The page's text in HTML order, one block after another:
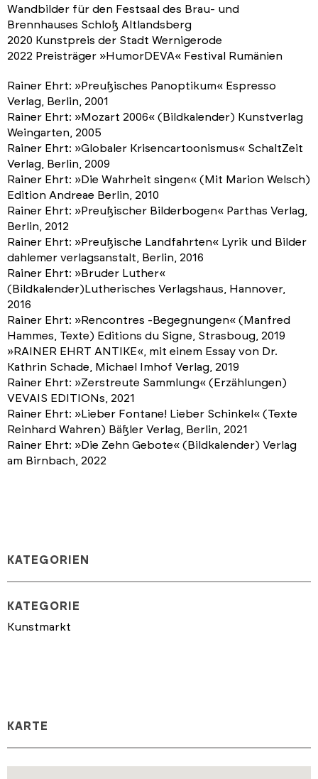
Wandbilder für den Festsaal des Brau- und
Brennhauses Schloß Altlandsberg
2020 Kunstpreis der Stadt Wernigerode
2022 Preisträger »HumorDEVA« Festival Rumänien
Rainer Ehrt: »Preußisches Panoptikum« Espresso
Verlag, Berlin, 2001
Rainer Ehrt: »Mozart 2006« (Bildkalender) Kunstverlag
Weingarten, 2005
Rainer Ehrt: »Globaler Krisencartoonismus« SchaltZeit
Verlag, Berlin, 2009
Rainer Ehrt: »Die Wahrheit singen« (Mit Marion Welsch)
Edition Andreae Berlin, 2010
Rainer Ehrt: »Preußischer Bilderbogen« Parthas Verlag,
Berlin, 2012
Rainer Ehrt: »Preußische Landfahrten« Lyrik und Bilder
dahlemer verlagsanstalt, Berlin, 2016
Rainer Ehrt: »Bruder Luther«
(Bildkalender)Lutherisches Verlagshaus, Hannover,
2016
Rainer Ehrt: »Rencontres -Begegnungen« (Manfred
Hammes, Texte) Editions du Signe, Strasboug, 2019
»RAINER EHRT ANTIKE«, mit einem Essay von Dr.
Kathrin Schade, Michael Imhof Verlag, 2019
Rainer Ehrt: »Zerstreute Sammlung« (Erzählungen)
VEVAIS EDITIONs, 2021
Rainer Ehrt: »Lieber Fontane! Lieber Schinkel« (Texte
Reinhard Wahren) Bäßler Verlag, Berlin, 2021
Rainer Ehrt: »Die Zehn Gebote« (Bildkalender) Verlag
am Birnbach, 2022
KATEGORIEN
KATEGORIE
Kunstmarkt
KARTE